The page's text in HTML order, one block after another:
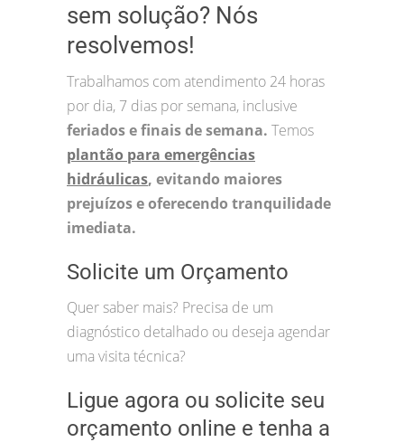
sem solução? Nós
resolvemos!
Trabalhamos com atendimento 24 horas
por dia, 7 dias por semana, inclusive
feriados e finais de semana. Temos
plantão para emergências
hidráulicas, evitando maiores
prejuízos e oferecendo tranquilidade
imediata.
Solicite um Orçamento
Quer saber mais? Precisa de um
diagnóstico detalhado ou deseja agendar
uma visita técnica?
Ligue agora ou solicite seu
orçamento online e tenha a